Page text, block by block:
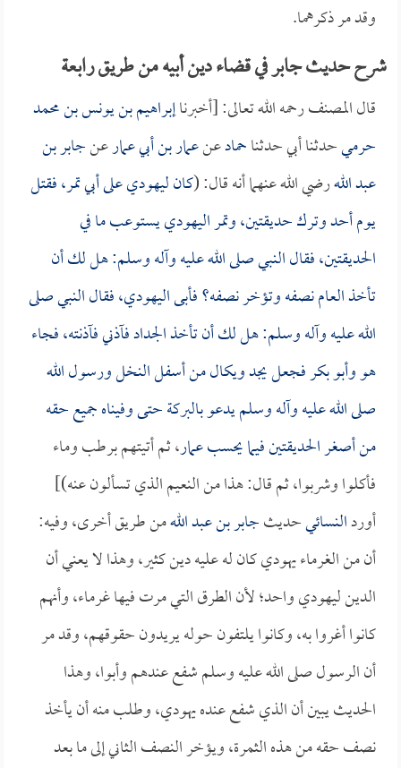
وقد مر ذكرهما.
شرح حديث جابر في قضاء دين أبيه من طريق رابعة
قال المصنف رحمه الله تعالى: [أخبرناإبراهيم بن يونس بن محمد
حرميحدثنا أبي حدثناحمادعنعمار بن أبي عمارعنجابر بن
عبد اللهرضي الله عنهما أنه قال: (كان ليهودي على أبي تمر، فقتل
يوم أحد وترك حديقتين، وتمر اليهودي يستوعب ما في
الحديقتين، فقال النبي صلى الله عليه وآله وسلم: هل لك أن
تأخذ العام نصفه وتؤخر نصفه؟ فأبى اليهودي، فقال النبي صلى
الله عليه وآله وسلم: هل لك أن تأخذ الجداد فآذني فآذنته، فجاء
هو وأبو بكرفجعل يجد ويكال من أسفل النخل ورسول الله
صلى الله عليه وآله وسلم يدعو بالبركة حتى وفيناه جميع حقه
من أصغر الحديقتين فيما يحسبعمار، ثم أتيتهم برطب وماء
فأكلوا وشربوا، ثم قال: هذا من النعيم الذي تسألون عنه)]
أوردالنسائيحديثجابر بن عبد اللهمن طريق أخرى، وفيه:
أن من الغرماء يهودي كان له عليه دين كثير، وهذا لا يعني أن
الدين ليهودي واحد؛ لأن الطرق التي مرت فيها غرماء، وأنهم
كانوا أغروا به، وكانوا يلتفون حوله يريدون حقوقهم، وقد مر
أن الرسول صلى الله عليه وسلم شفع عندهم وأبوا، وهذا
الحديث يبين أن الذي شفع عنده يهودي، وطلب منه أن يأخذ
نصف حقه من هذه الثمرة، ويؤخر النصف الثاني إلى ما بعد